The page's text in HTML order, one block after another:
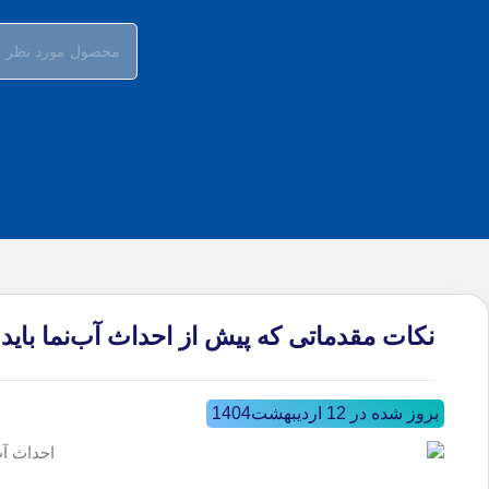
نکات مقدماتی که پیش از احداث آب‌نما باید
بروز شده در 12 اردیبهشت1404